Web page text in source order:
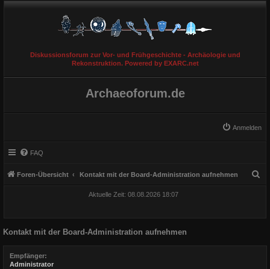
Diskussionsforum zur Vor- und Frühgeschichte - Archäologie und
Rekonstruktion. Powered by EXARC.net
Archaeoforum.de
Anmelden
FAQ
Foren-Übersicht Kontakt mit der Board-Administration aufnehmen
Aktuelle Zeit: 08.08.2026 18:07
Kontakt mit der Board-Administration aufnehmen
Empfänger:
Administrator